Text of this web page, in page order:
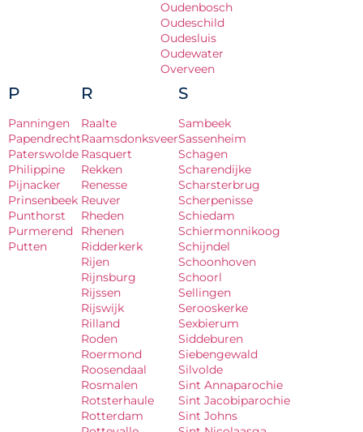
Oudenbosch
Oudeschild
Oudesluis
Oudewater
Overveen
P
Panningen
Papendrecht
Paterswolde
Philippine
Pijnacker
Prinsenbeek
Punthorst
Purmerend
Putten
R
Raalte
Raamsdonksveer
Rasquert
Rekken
Renesse
Reuver
Rheden
Rhenen
Ridderkerk
Rijen
Rijnsburg
Rijssen
Rijswijk
Rilland
Roden
Roermond
Roosendaal
Rosmalen
Rotsterhaule
Rotterdam
S
Sambeek
Sassenheim
Schagen
Scharendijke
Scharsterbrug
Scherpenisse
Schiedam
Schiermonnikoog
Schijndel
Schoonhoven
Schoorl
Sellingen
Serooskerke
Sexbierum
Siddeburen
Siebengewald
Silvolde
Sint Annaparochie
Sint Jacobiparochie
Sint Johns